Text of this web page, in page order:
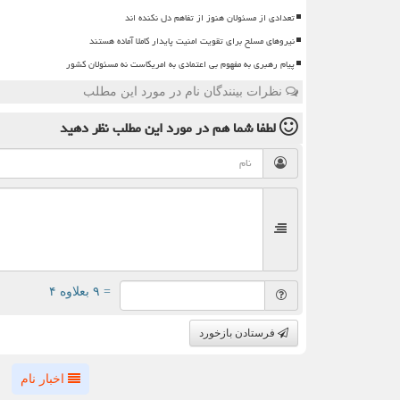
تعدادی از مسئولان هنوز از تفاهم دل نکنده اند
نیروهای مسلح برای تقویت امنیت پایدار کاملا آماده هستند
پیام رهبری به مفهوم بی اعتمادی به امریکاست نه مسئولان کشور
نظرات بینندگان نام در مورد این مطلب
لطفا شما همدر مورد این مطلبنظر دهید
= ۹ بعلاوه ۴
فرستادن بازخورد
اخبار نام